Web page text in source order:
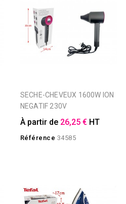
SECHE-CHEVEUX 1600W ION
NEGATIF 230V
À partir de 26,25 € HT
Référence 34585